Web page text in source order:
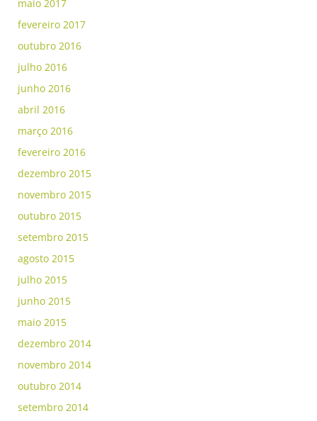
maio 2017
fevereiro 2017
outubro 2016
julho 2016
junho 2016
abril 2016
março 2016
fevereiro 2016
dezembro 2015
novembro 2015
outubro 2015
setembro 2015
agosto 2015
julho 2015
junho 2015
maio 2015
dezembro 2014
novembro 2014
outubro 2014
setembro 2014